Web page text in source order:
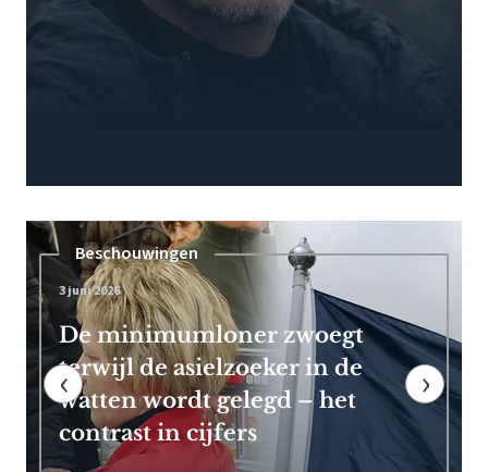
Pensioen
7 mei 2026
Frans Timmermans kan vroeg
met pensioen dankzij royale
EU-uitkering
‹ ›